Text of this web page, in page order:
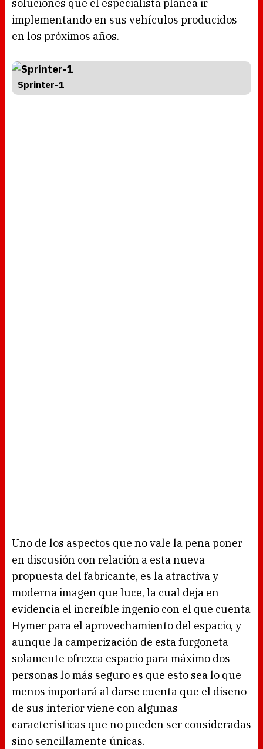
soluciones que el especialista planea ir
implementando en sus vehículos producidos
en los próximos años.
Sprinter-1
Uno de los aspectos que no vale la pena poner
en discusión con relación a esta nueva
propuesta del fabricante, es la atractiva y
moderna imagen que luce, la cual deja en
evidencia el increíble ingenio con el que cuenta
Hymer para el aprovechamiento del espacio, y
aunque la camperización de esta furgoneta
solamente ofrezca espacio para máximo dos
personas lo más seguro es que esto sea lo que
menos importará al darse cuenta que el diseño
de sus interior viene con algunas
características que no pueden ser consideradas
sino sencillamente únicas.